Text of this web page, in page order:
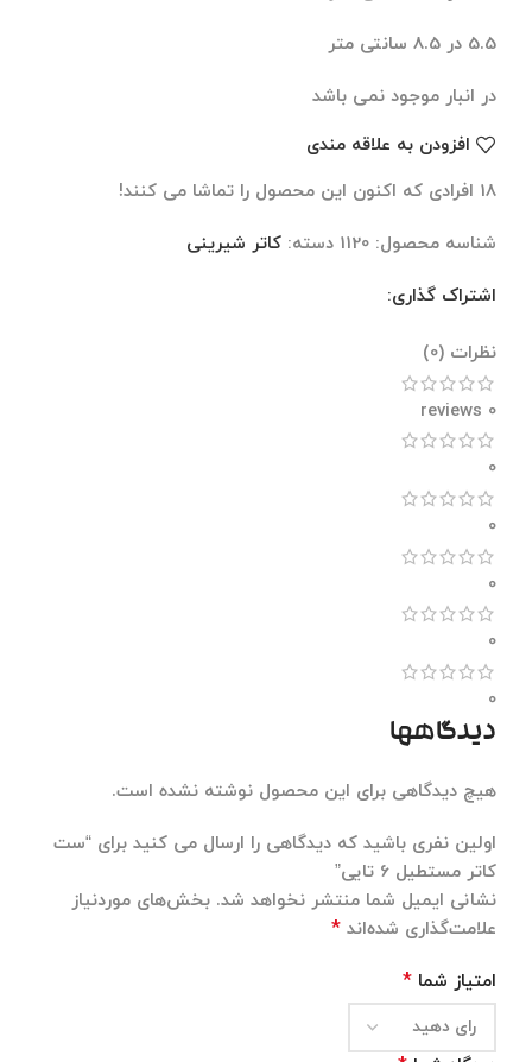
5.5 در 8.5 سانتی متر
در انبار موجود نمی باشد
افزودن به علاقه مندی
18 افرادی که اکنون این محصول را تماشا می کنند!
شناسه محصول: 1120 دسته: کاتر شیرینی
اشتراک گذاری:
نظرات (0)
0 reviews
0
0
0
0
0
دیدگاهها
هیچ دیدگاهی برای این محصول نوشته نشده است.
اولین نفری باشید که دیدگاهی را ارسال می کنید برای “ست
کاتر مستطیل 6 تایی”
نشانی ایمیل شما منتشر نخواهد شد. بخش‌های موردنیاز
علامت‌گذاری شده‌اند *
امتیاز شما *